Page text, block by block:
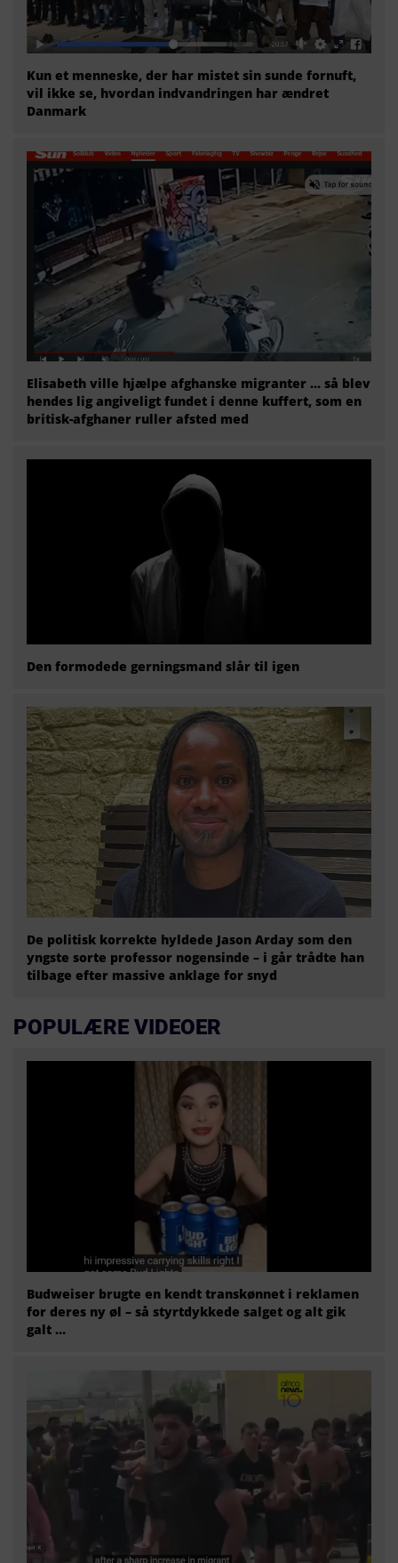
Kun et menneske, der har mistet sin sunde fornuft,
vil ikke se, hvordan indvandringen har ændret
Danmark
Elisabeth ville hjælpe afghanske migranter … så blev
hendes lig angiveligt fundet i denne kuffert, som en
britisk-afghaner ruller afsted med
Den formodede gerningsmand slår til igen
De politisk korrekte hyldede Jason Arday som den
yngste sorte professor nogensinde – i går trådte han
tilbage efter massive anklage for snyd
POPULÆRE VIDEOER
Budweiser brugte en kendt transkønnet i reklamen
for deres ny øl – så styrtdykkede salget og alt gik
galt …